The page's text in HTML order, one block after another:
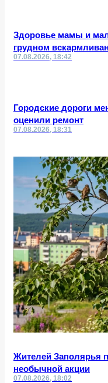
Здоровье мамы и
грудном
07.08.2026, 18:42
Городские дороги
оценили ремонт
07.08.2026, 18:31
Жителей Заполярья
необычной акции
07.08.2026, 18:02